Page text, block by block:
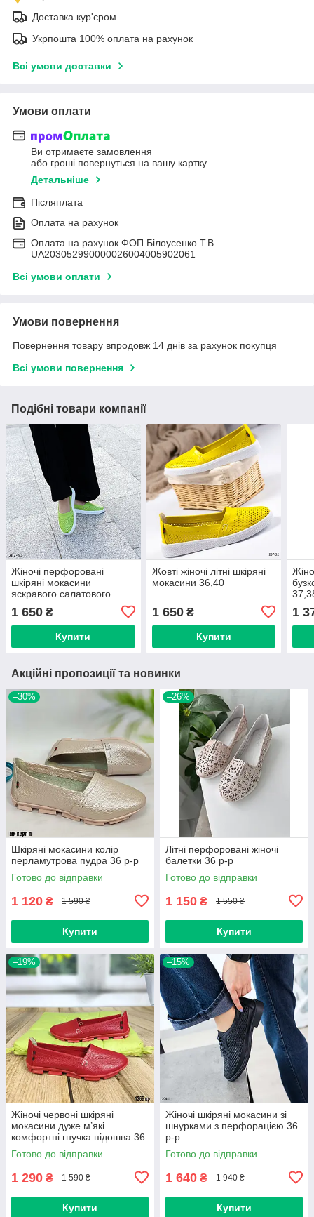
Доставка кур'єром
Укрпошта 100% оплата на рахунок
Всі умови доставки
Умови оплати
Ви отримаєте замовлення
або гроші повернуться на вашу картку
Детальніше
Післяплата
Оплата на рахунок
Оплата на рахунок ФОП Білоусенко Т.В.
UA203052990000026004005902061
Всі умови оплати
Умови повернення
Повернення товару впродовж 14 днів за рахунок покупця
Всі умови повернення
Подібні товари компанії
Жіночі перфоровані
шкіряні мокасини
яскравого салатового
1 650 ₴
Купити
Жовті жіночі літні шкіряні
мокасини 36,40
1 650₴
Купити
1
Акційні пропозиції та новинки
–30%
Шкіряні мокасини колір
перламутрова пудра 36 р-р
Готово до відправки
1 120 ₴ 1 590 ₴
Купити
–26%
Літні перфоровані жіночі
балетки 36 р-р
Готово до відправки
1 150 ₴ 1 550 ₴
Купити
–19%
Жіночі червоні шкіряні
мокасини дуже м’які
комфортні гнучка підошва 36
р-р
Готово до відправки
1 290 ₴ 1 590 ₴
Купити
–15%
Жіночі шкіряні мокасини зі
шнурками з перфорацією 36
р-р
Готово до відправки
1 640 ₴ 1 940 ₴
Купити